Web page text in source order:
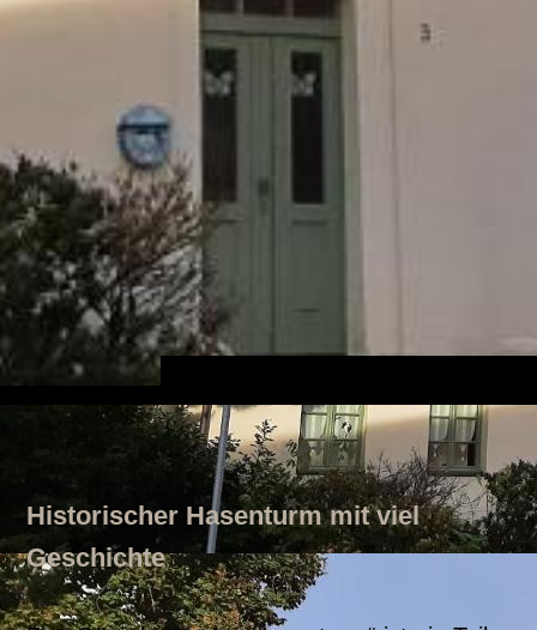
Historischer Hasenturm mit viel
Geschichte